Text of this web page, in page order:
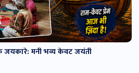
जयकारे: मनी भव्य केवट जयंती